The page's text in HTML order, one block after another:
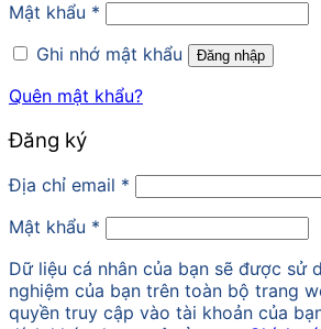
Mật khẩu *
Ghi nhớ mật khẩu
Đăng nhập
Quên mật khẩu?
Đăng ký
Địa chỉ email *
Mật khẩu *
Dữ liệu cá nhân của bạn sẽ được sử
nghiệm của bạn trên toàn bộ trang
quyền truy cập vào tài khoản của